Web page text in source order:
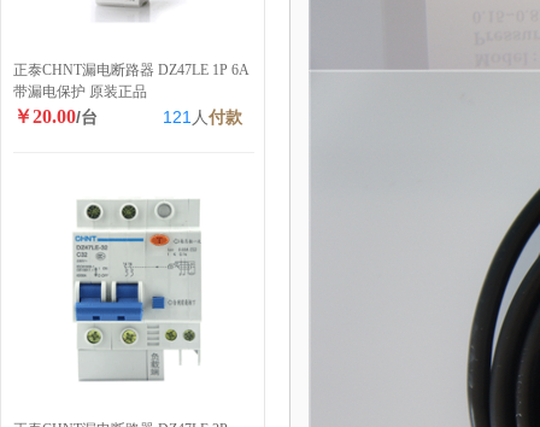
正泰CHNT漏电断路器 DZ47LE 1P 6A
带漏电保护 原装正品
￥20.00/台 121 人付款